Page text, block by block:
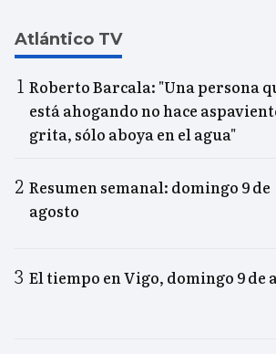
Atlántico TV
Roberto Barcala: "Una persona
está ahogando no hace
grita, sólo aboya en el agua"
Resumen semanal: domingo 9 de
agosto
El tiempo en Vigo, domingo 9 de